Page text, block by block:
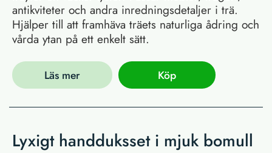
antikviteter och andra inredningsdetaljer i trä.
Hjälper till att framhäva träets naturliga ådring och
vårda ytan på ett enkelt sätt.
Läs mer Köp
Lyxigt handduksset i mjuk bomull